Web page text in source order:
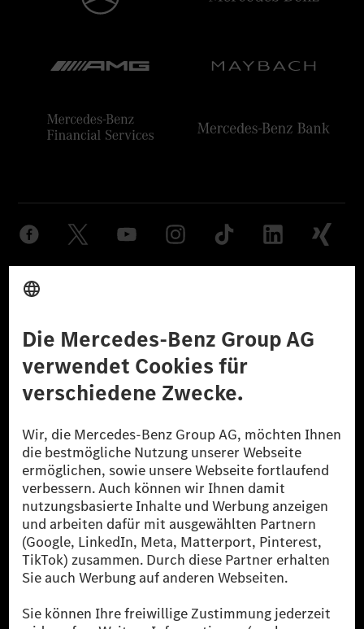
© 2026 Mercedes-Benz Group AG. Alle Rechte vorbehalten.
reduzierte CO₂-Emissionen bei der Mercedes-Benz Group durch
zertifizierte Ausgleichsprojekte kompensiert werden.
[2] Renewable Charging ist ein integraler Bestandteil von MB.CHARGE
Public in Europa, den USA, Kanada und China. Sofern an der jeweiligen
Ladestation noch kein Strom aus erneuerbaren Energien vorliegt,
verwendet Renewable Charging Grünstromzertifikate*. Diese stellen
sicher, dass für Ladevorgänge über MB.CHARGE Public eine äquivalente
Strommenge aus erneuerbaren Energien ins Stromnetz eingespeist wird.
Sie stammen ausschließlich aus Wind- und Solarkraftanlagen, die jünger
als sechs Jahre sind.
* Inkl. EKOenergy Ökolabel
* Die angegebenen Werte wurden nach dem vorgeschriebenen
Messverfahren WLTP (Worldwide harmonised Light vehicles Test